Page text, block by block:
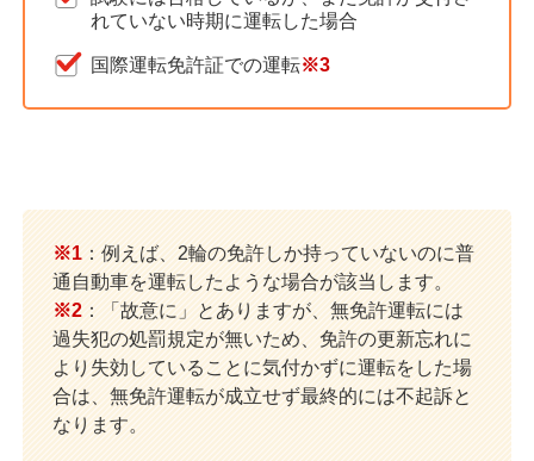
れていない時期に運転した場合
国際運転免許証での運転※3
※1 ：例えば、2輪の免許しか持っていないのに普
通自動車を運転したような場合が該当します。
※2 ：「故意に」とありますが、無免許運転には
過失犯の処罰規定が無いため、免許の更新忘れに
より失効していることに気付かずに運転をした場
合は、無免許運転が成立せず最終的には不起訴と
なります。